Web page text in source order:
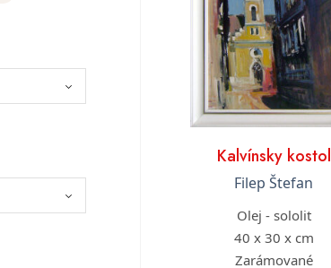
Kalvínsky kostol
Filep Štefan
Olej - sololit
40 x 30 x cm
Zarámované